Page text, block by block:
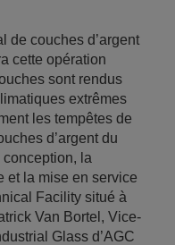
de couches d’argent
cette opération
sont rendus
extrêmes
les tempêtes de
d’argent du
la
et la mise en service
Facility situé à
Van Bortel, Vice-
Glass d’AGC